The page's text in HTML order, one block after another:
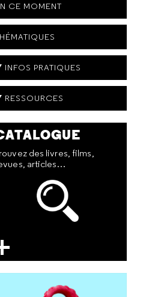
CE MOMENT
INFOS PRATIQUES
RESSOURCES
des livres, films,
articles…